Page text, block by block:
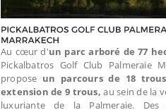
Au cœur d'un parc arboré de 77
Pickalbatros Golf Club Palmeraie
propose un parcours de 18 trous
extension de 9 trous, au sein de la
luxuriante de la Palmeraie. Des